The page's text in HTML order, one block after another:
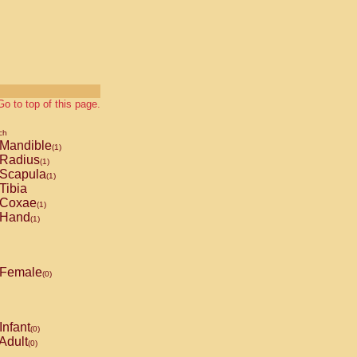
to top of this page.
Mandible(1)
Radius(1)
Scapula(1)
Tibia
Coxae(1)
Hand(1)
Female(0)
Infant(0)
(0)